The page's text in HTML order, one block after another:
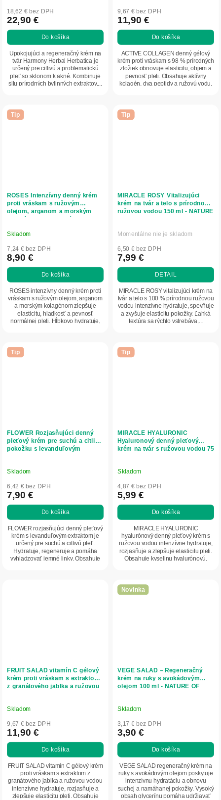
18,62 € bez DPH
22,90 €
Do košíka
Upokojujúci a regeneračný krém na
tvár Harmony Herbal Herbatica je
určený pre citlivú a problematickú
pleť so sklonom k akné. Kombinuje
silu prírodných bylinných extraktov,...
9,67 € bez DPH
11,90 €
Do košíka
ACTIVE COLLAGEN denný gélový
krém proti vráskam s 98 % prírodných
zložiek obnovuje elasticitu, objem a
pevnosť pleti. Obsahuje aktívny
kolagén, dva peptidy a ružovú vodu,
Tip
ROSES Intenzívny denný krém
proti vráskam s ružovým
olejom, arganom a morským
kolagénom pre normálnu pleť 50
Skladom
7,24 € bez DPH
8,90 €
Do košíka
ROSES intenzívny denný krém proti
vráskam s ružovým olejom, arganom
a morským kolagénom zlepšuje
elasticitu, hladkosť a pevnosť
normálnej pleti. Hĺbkovo hydratuje,
Tip
MIRACLE ROSY Vitalizujúci
krém na tvár a telo s prírodnou
ružovou vodou 150 ml - NATURE
Momentálne nie je skladom
6,50 € bez DPH
7,99 €
DETAIL
MIRACLE ROSY vitalizujúci krém na
tvár a telo s 100 % prírodnou ružovou
vodou intenzívne hydratuje, spevňuje
a zvyšuje elasticitu pokožky. Ľahká
textúra sa rýchlo vstrebáva,...
Tip
FLOWER Rozjasňujúci denný
pleťový krém pre suchú a citlivú
pokožku s levanduľovým
Skladom
6,42 € bez DPH
7,90 €
Do košíka
FLOWER rozjasňujúci denný pleťový
krém s levanduľovým extraktom je
určený pre suchú a citlivú pleť.
Hydratuje, regeneruje a pomáha
vyhladzovať jemné linky. Obsahuje
Tip
MIRACLE HYALURONIC
Hyaluronový denný pleťový
krém na tvár s ružovou vodou 75
Skladom
4,87 € bez DPH
5,99 €
Do košíka
MIRACLE HYALURONIC
hyalurónový denný pleťový krém s
ružovou vodou intenzívne hydratuje,
rozjasňuje a zlepšuje elasticitu pleti.
Obsahuje kyselinu hyalurónovú,
FRUIT SALAD vitamín C gélový
krém proti vráskam s extraktom
z granátového jablka a ružovou
Skladom
9,67 € bez DPH
11,90 €
Do košíka
FRUIT SALAD vitamín C gélový krém
proti vráskam s extraktom z
granátového jablka a ružovou vodou
intenzívne hydratuje, rozjasňuje a
zlepšuje elasticitu pleti. Obsahuje
Novinka
VEGE SALAD – Regeneračný
krém na ruky s avokádovým
olejom 100 ml - NATURE OF
Skladom
3,17 € bez DPH
3,90 €
Do košíka
VEGE SALAD regeneračný krém na
ruky s avokádovým olejom poskytuje
intenzívnu hydratáciu a obnovu
suchej a namáhanej pokožky. Vysoký
obsah glycerínu pomáha udržiavať